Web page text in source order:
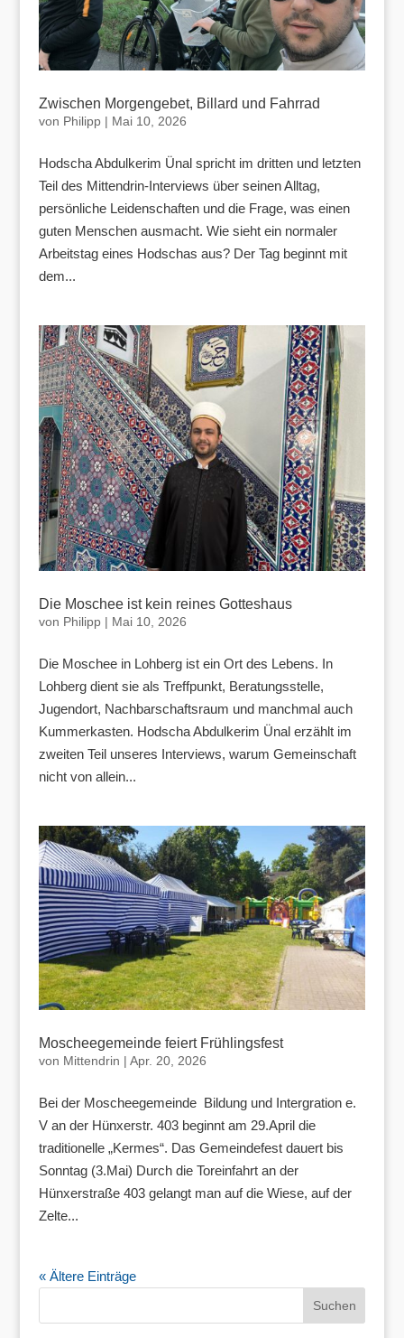
Zwischen Morgengebet, Billard und Fahrrad
von Philipp| Mai 10, 2026
Hodscha Abdulkerim Ünal spricht im dritten und letzten
Teil des Mittendrin-Interviews über seinen Alltag,
persönliche Leidenschaften und die Frage, was einen
guten Menschen ausmacht. Wie sieht ein normaler
Arbeitstag eines Hodschas aus? Der Tag beginnt mit
dem...
Die Moschee ist kein reines Gotteshaus
von Philipp| Mai 10, 2026
Die Moschee in Lohberg ist ein Ort des Lebens. In
Lohberg dient sie als Treffpunkt, Beratungsstelle,
Jugendort, Nachbarschaftsraum und manchmal auch
Kummerkasten. Hodscha Abdulkerim Ünal erzählt im
zweiten Teil unseres Interviews, warum Gemeinschaft
nicht von allein...
Moscheegemeinde feiert Frühlingsfest
von Mittendrin | Apr. 20, 2026
Bei der Moscheegemeinde Bildung und Intergration e.
V an der Hünxerstr. 403 beginnt am 29.April die
traditionelle „Kermes“. Das Gemeindefest dauert bis
Sonntag (3.Mai) Durch die Toreinfahrt an der
Hünxerstraße 403 gelangt man auf die Wiese, auf der
Zelte...
« Ältere Einträge